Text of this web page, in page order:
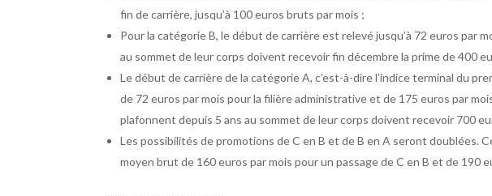
fin de carrière, jusqu’à 100 euros bruts par mois ;
Pour la catégorie B, le début de carrière est relevé jusqu’à 72 euros par
au sommet de leur corps doivent recevoir fin décembre la prime de 400
Le début de carrière de la catégorie A, c’est-à-dire l’indice terminal du
de 72 euros par mois pour la filière administrative et de 175 euros par
plafonnent depuis 5 ans au sommet de leur corps doivent recevoir 700
Les possibilités de promotions de C en B et de B en A seront doublées.
moyen brut de 160 euros par mois pour un passage de C en B et de 190